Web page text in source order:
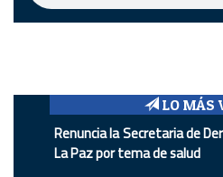
LO MÁS
Renuncia la Secretaria de
La Paz por tema de salud